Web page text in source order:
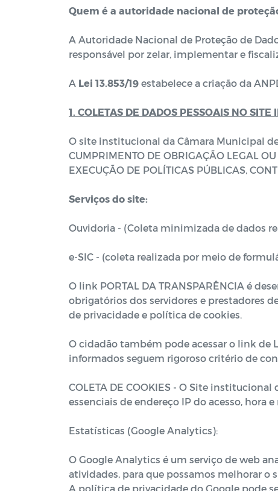
Quem é a autoridade nacional de
A Autoridade Nacional de Proteção de
responsável por zelar, implementar e
A Lei 13.853/19 estabelece a criação da
1. COLETAS DE DADOS PESSOAIS NO SITE
O site institucional da Câmara Municipal
CUMPRIMENTO DE OBRIGAÇÃO LEGAL
EXECUÇÃO DE POLÍTICAS PÚBLICAS,
Serviços do site:
Ouvidoria - (Coleta minimizada de dados
e-SIC - (coleta realizada por meio de
O link PORTAL DA TRANSPARÊNCIA é
obrigatórios dos servidores e prestadores
de privacidade e política de cookies.
O cidadão também pode acessar o link de
informados seguem rigoroso critério de
COLETA DE COOKIES - O Site
essenciais de endereço IP do acesso, hora e
Estatísticas (Google Analytics):
O Google Analytics é um serviço de web
atividades, para que possamos melhorar o
A política de privacidade do Google pode